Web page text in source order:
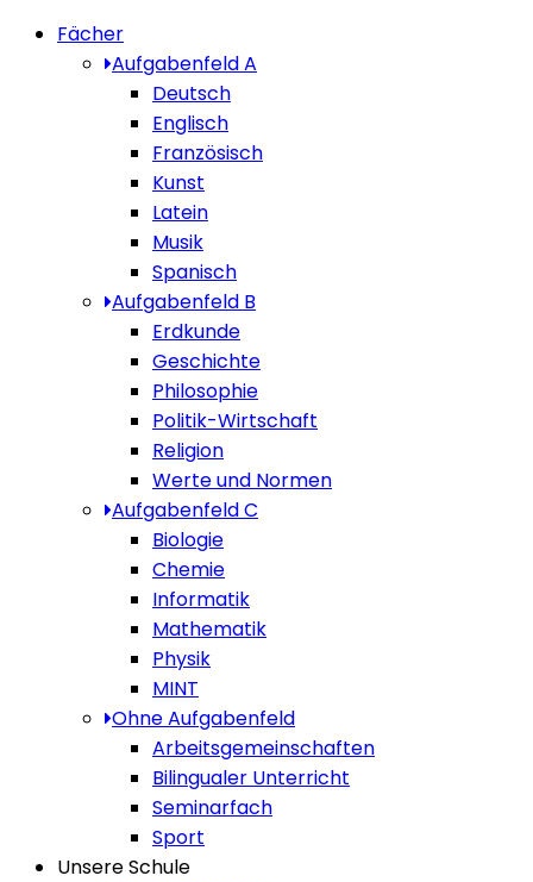
Fächer
Aufgabenfeld A
Deutsch
Englisch
Französisch
Kunst
Latein
Musik
Spanisch
Aufgabenfeld B
Erdkunde
Geschichte
Philosophie
Politik-Wirtschaft
Religion
Werte und Normen
Aufgabenfeld C
Biologie
Chemie
Informatik
Mathematik
Physik
MINT
Ohne Aufgabenfeld
Arbeitsgemeinschaften
Bilingualer Unterricht
Seminarfach
Sport
Unsere Schule